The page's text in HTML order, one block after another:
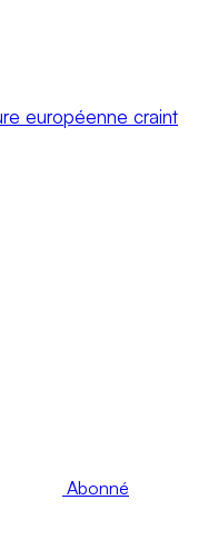
européenne craint
Abonné